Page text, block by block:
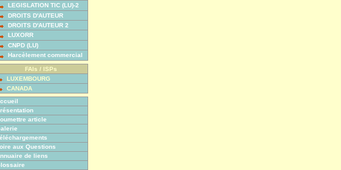
LEGISLATION TIC (LU)-2
DROITS D'AUTEUR
DROITS D'AUTEUR 2
LUXORR
CNPD (LU)
Harcèlement commercial
FAIs / ISPs
LUXEMBOURG
CANADA
article
aux Questions
de liens